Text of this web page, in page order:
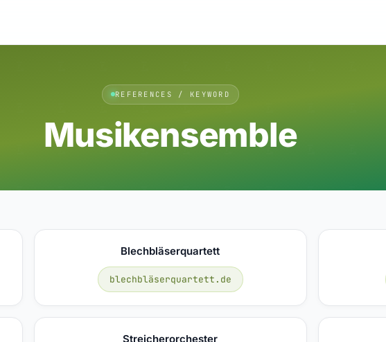
REFERENCES / KEYWORD
Musikensemble
Blechbläserquartett
blechbläserquartett.de
Streicherorchester